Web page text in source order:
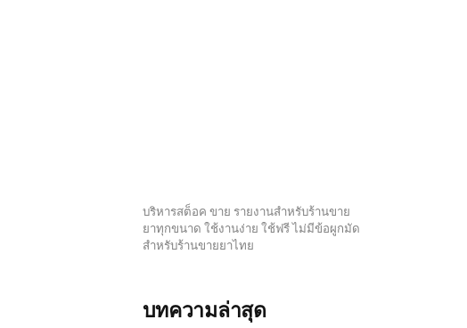
บริหารสต็อค ขาย รายงานสำหรับร้านขาย
ยาทุกขนาด ใช้งานง่าย ใช้ฟรี ไม่มีข้อผูกมัด
สำหรับร้านขายยาไทย
บทความล่าสุด